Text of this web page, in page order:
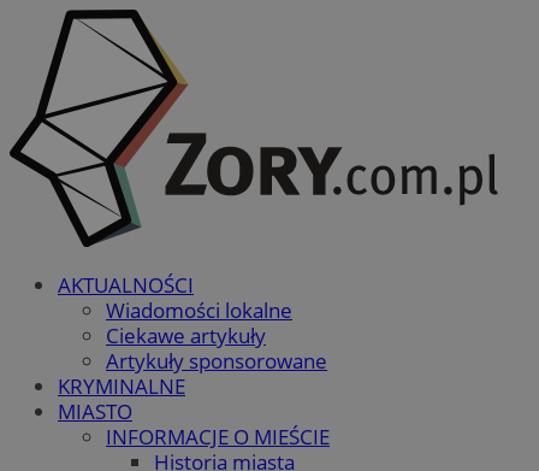
AKTUALNOŚCI
Wiadomości lokalne
Ciekawe artykuły
Artykuły sponsorowane
KRYMINALNE
MIASTO
INFORMACJE O MIEŚCIE
Historia miasta